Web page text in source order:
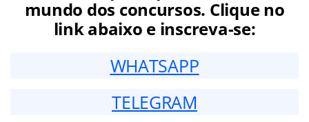
mundo dos concursos. Clique no
link abaixo e inscreva-se:
WHATSAPP
TELEGRAM